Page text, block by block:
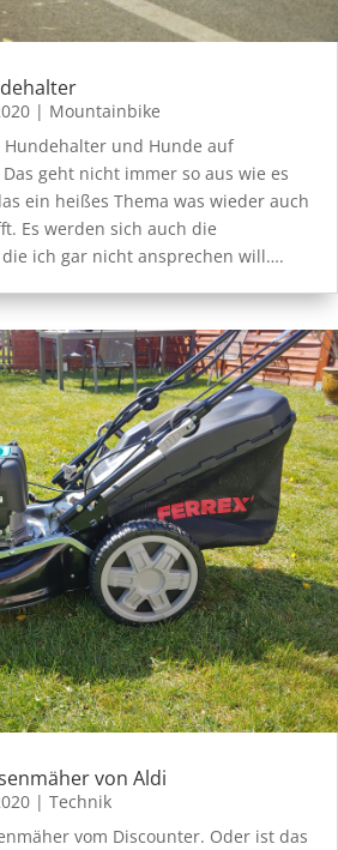
| Mountainbike
und Hunde auf
geht nicht immer so aus wie es
ein heißes Thema was wieder auch
Es werden sich auch die
ich gar nicht ansprechen will….
von Aldi
| Technik
vom Discounter. Oder ist das